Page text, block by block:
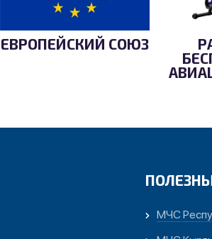
ЕВРОПЕЙСКИЙ СОЮЗ
МЧС